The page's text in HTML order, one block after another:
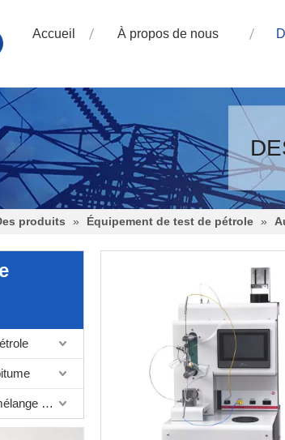
Accueil À propos de nous
produits » Équipement de test de pétrole »
Équipement de test de mélange bitumineux